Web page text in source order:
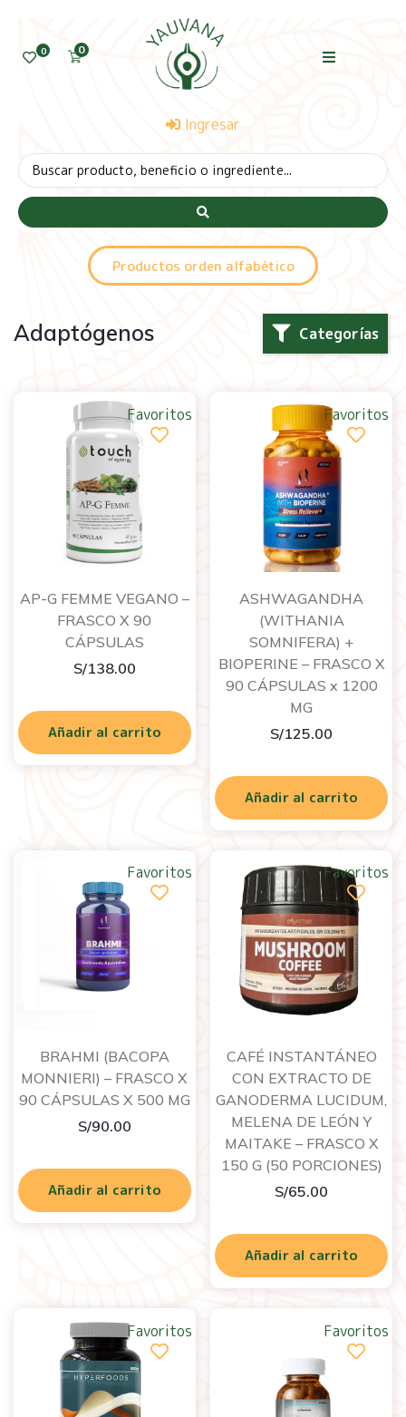
0 0
Ingresar
Productos orden alfabético
Categorías
Adaptógenos
AP-G FEMME VEGANO –
FRASCO X 90
CÁPSULAS
S/138.00
Añadir al carrito
Favoritos
ASHWAGANDHA
(WITHANIA
SOMNIFERA) +
BIOPERINE – FRASCO X
90 CÁPSULAS x 1200
MG
S/125.00
Añadir al carrito
Favoritos
BRAHMI (BACOPA
MONNIERI) – FRASCO X
90 CÁPSULAS X 500 MG
S/90.00
Añadir al carrito
Favoritos
CAFÉ INSTANTÁNEO
CON EXTRACTO DE
GANODERMA LUCIDUM,
MELENA DE LEÓN Y
MAITAKE – FRASCO X
150 G (50 PORCIONES)
S/65.00
Añadir al carrito
Favoritos
Favoritos Favoritos